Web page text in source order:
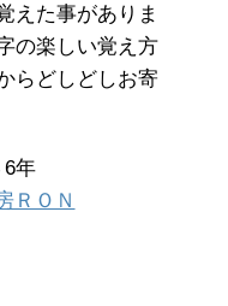
えた事がありま
の楽しい覚え方
らどしどしお寄
6年
ＲＯＮ